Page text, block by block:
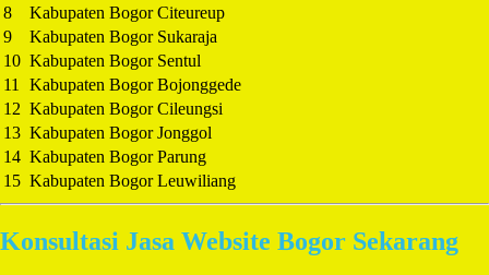
8
Kabupaten Bogor Citeureup
9
Kabupaten Bogor Sukaraja
10 Kabupaten Bogor Sentul
11 Kabupaten Bogor Bojonggede
12 Kabupaten Bogor Cileungsi
13 Kabupaten Bogor Jonggol
14 Kabupaten Bogor Parung
15 Kabupaten Bogor Leuwiliang
Konsultasi Jasa Website Bogor Sekarang